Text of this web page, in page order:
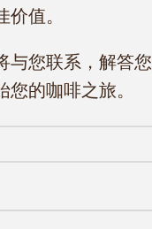
值。
与您联系，解答您
的咖啡之旅。